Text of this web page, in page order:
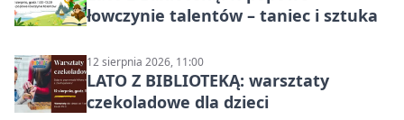
łowczynie talentów – taniec i sztuka
12 sierpnia 2026, 11:00
LATO Z BIBLIOTEKĄ: warsztaty
czekoladowe dla dzieci